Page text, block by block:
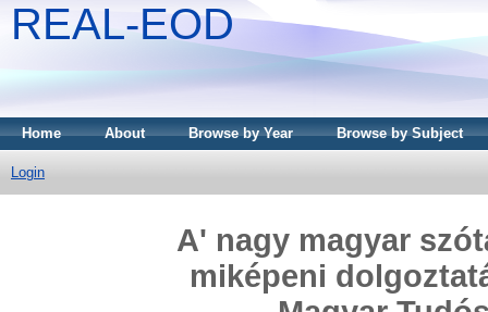
REAL-EOD
Home About Browse by Year Browse by Subject
Login
A' nagy magyar
miképeni